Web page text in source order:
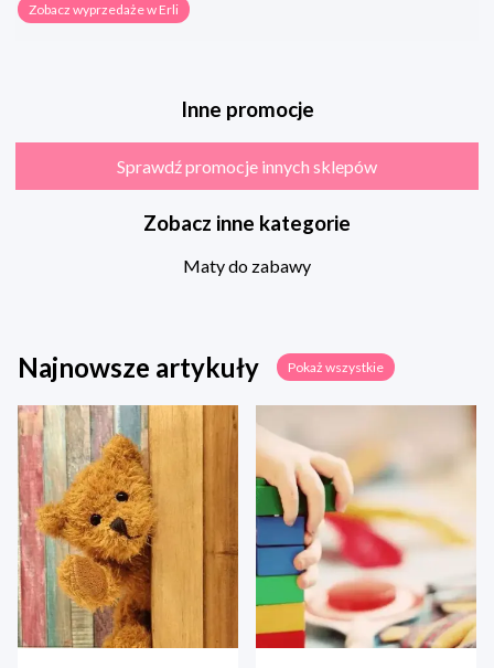
Zobacz wyprzedaże w Erli
Inne promocje
Sprawdź promocje innych sklepów
Zobacz inne kategorie
Maty do zabawy
Najnowsze artykuły Pokaż wszystkie